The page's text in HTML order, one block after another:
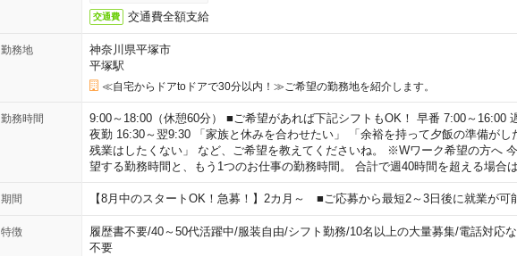
交通費 交通費全額支給
勤務地
神奈川県平塚市
平塚駅
≪自宅からドアtoドアで30分以内！≫ご希望の勤務地を紹介します。
勤務時間
9:00～18:00（休憩60分） ■ご希望があれば下記シフトもOK！ 早番 7:00～16:00
夜勤 16:30～翌9:30 「家族と休みを合わせたい」 「余裕を持って夕飯の準備がし
残業はしたくない」 など、ご希望を教えてくださいね。 ※Wワーク希望の方へ
望する勤務時間と、もう1つのお仕事の勤務時間。 合計で週40時間を超える場合
期間 【8月中のスタートOK！急募！】2カ月～ ■ご応募から最短2～3日後に就業が可
特徴 履歴書不要/40～50代活躍中/服装自由/シフト勤務/10名以上の大量募集/電話対応
不要